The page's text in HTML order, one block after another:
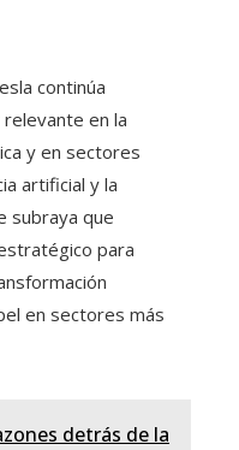
continúa
en la
y en sectores
artificial y la
subraya que
para
en sectores más
detrás de la